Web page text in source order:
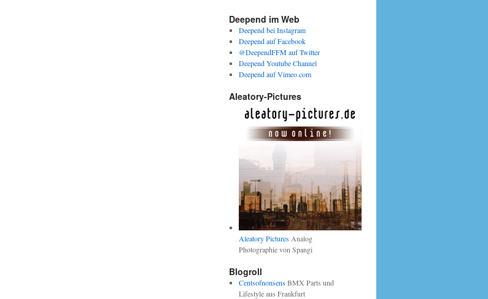
Deepend im Web
Deepend bei Instagram
Deepend auf Facebook
@DeependFFM auf Twitter
Deepend Youtube Channel
Deepend auf Vimeo.com
Aleatory-Pictures
Aleatory PicturesAnalog
Photographie von Spangi
Blogroll
CentsofnonsensBMX Parts und
Lifestyle aus Frankfurt